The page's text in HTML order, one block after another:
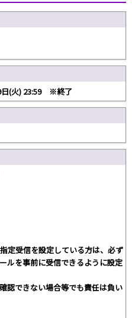
日(火) 23:59 ※終了
定受信を設定している方は、必ず
ルを事前に受信できるように設定
認できない場合等でも責任は負い